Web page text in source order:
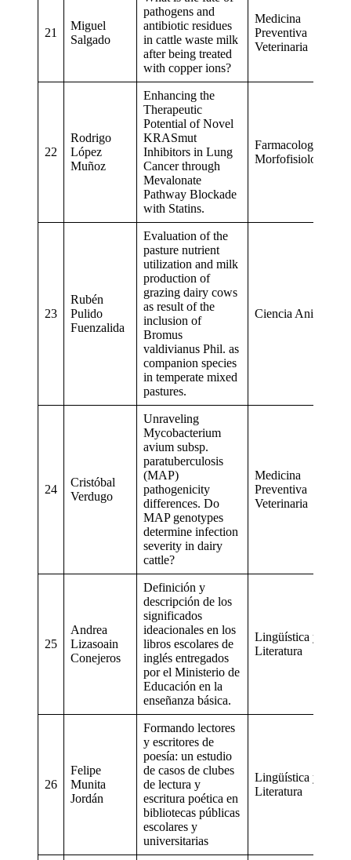
21
Miguel
Salgado
pathogens and
antibiotic residues
in cattle waste milk
after being treated
with copper ions?
Medicina
Preventiva
Veterinaria
22
Rodrigo
López
Muñoz
Enhancing the
Therapeutic
Potential of Novel
KRASmut
Inhibitors in Lung
Cancer through
Mevalonate
Pathway Blockade
with Statins.
Farmacología y
Morfofisiología
23
Rubén
Pulido
Fuenzalida
Evaluation of the
pasture nutrient
utilization and milk
production of
grazing dairy cows
as result of the
inclusion of
Bromus
valdivianus Phil. as
companion species
in temperate mixed
pastures.
Ciencia Animal
24
Cristóbal
Verdugo
Unraveling
Mycobacterium
avium subsp.
paratuberculosis
(MAP)
pathogenicity
differences. Do
MAP genotypes
determine infection
severity in dairy
cattle?
Medicina
Preventiva
Veterinaria
25
Andrea
Lizasoain
Conejeros
Definición y
descripción de los
significados
ideacionales en los
libros escolares de
inglés entregados
por el Ministerio de
Educación en la
enseñanza básica.
Lingüística y
Literatura
26
Felipe
Munita
Jordán
Formando lectores
y escritores de
poesía: un estudio
de casos de clubes
de lectura y
escritura poética en
bibliotecas públicas
escolares y
universitarias
Lingüística y
Literatura